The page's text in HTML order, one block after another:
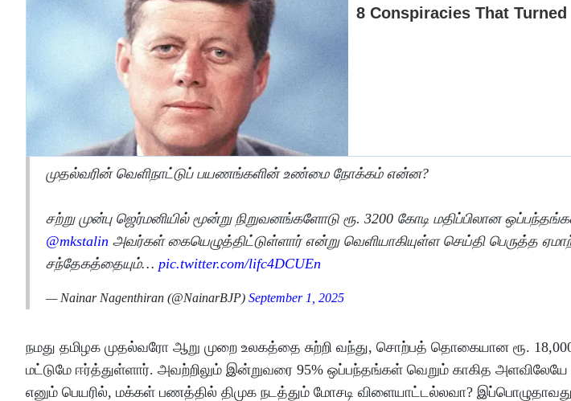
முதல்வரின் வெளிநாட்டுப் பயணங்களின் உண்மை நோக்கம் என்ன?
சற்று முன்பு ஜெர்மனியில் மூன்று நிறுவனங்களோடு ரூ. 3200 கோடி மதிப்பிலான
@mkstalin அவர்கள் கையெழுத்திட்டுள்ளார் என்று வெளியாகியுள்ள செய்தி பெருத்த
சந்தேகத்தையும்… pic.twitter.com/lifc4DCUEn
— Nainar Nagenthiran (@NainarBJP) September 1, 2025
நமது தமிழக முதல்வரோ ஆறு முறை உலகத்தை சுற்றி வந்து, சொற்பத் தொகையான ரூ.
மட்டுமே ஈர்த்துள்ளார். அவற்றிலும் இன்றுவரை 95% ஒப்பந்தங்கள் வெறும் காகித
எனும் பெயரில், மக்கள் பணத்தில் திமுக நடத்தும் மோசடி விளையாட்டல்லவா?